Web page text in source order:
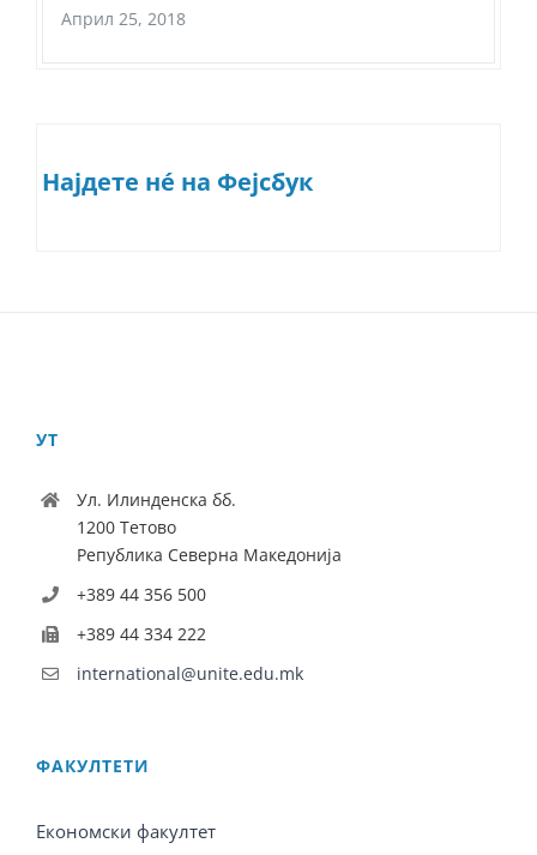
Април 25, 2018
Најдете нé на Фејсбук
УТ
Ул. Илинденска бб.
1200 Тетово
Република Северна Македонија
+389 44 356 500
+389 44 334 222
international@unite.edu.mk
ФАКУЛТЕТИ
Економски факултет